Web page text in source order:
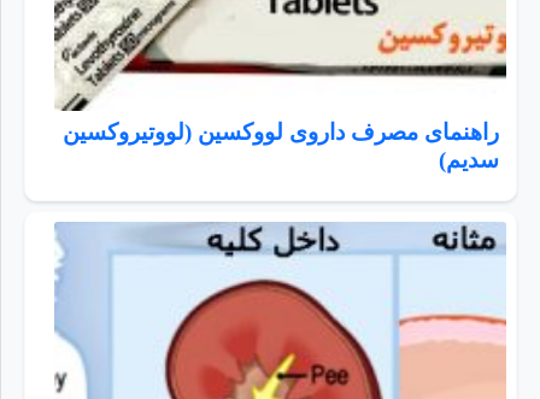
راهنمای مصرف داروی لووکسین (لووتیروکسین
سدیم)